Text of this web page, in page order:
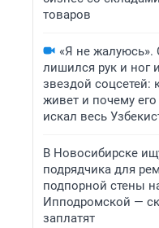
товаров
«Я не жалуюсь».
лишился рук и ног
звездой соцсетей:
живет и почему
искал весь
В Новосибирске
подрядчика для
подпорной стены
Ипподромской —
заплатят